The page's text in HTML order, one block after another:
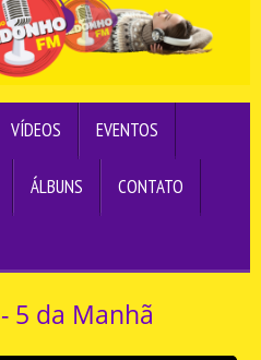
VÍDEOS EVENTOS
ÁLBUNS CONTATO
5 da Manhã